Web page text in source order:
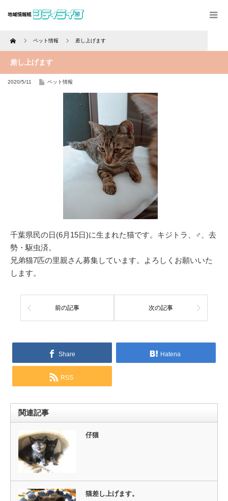
Home ペット情報 差し上げます
差し上げます
2020/5/11 ペット情報
千葉県民の日(6月15日)に生まれた猫です。キジトラ、♂、去
勢・駆虫済。
兄弟猫7匹の里親さん募集しています。よろしくお願いいた
します。
前の記事 次の記事
Share Hatena
RSS
関連記事
仔猫
猫差し上げます。